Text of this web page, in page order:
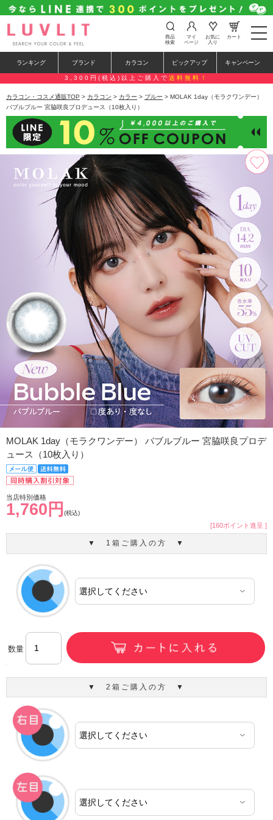
t
o
e
n
a
a
i
o
n
商品
検索
マイ
ページ
お気に
入り
カート
ランキング ブランド カラコン ピックアップ キャンペーン
3,300円(税込)以上ご購入で 送料無料！
カラコン・コスメ通販TOP > カラコン > カラー > ブルー > MOLAK 1day（モラクワンデー）
バブルブルー 宮脇咲良プロデュース（10枚入り）
MOLAK 1day（モラクワンデー） バブルブルー 宮脇咲良プロデ
ュース（10枚入り）
当店特別価格
1,760円 (税込)
[160ポイント進呈 ]
▼ 1箱ご購入の方 ▼
数量
▼ 2箱ご購入の方 ▼